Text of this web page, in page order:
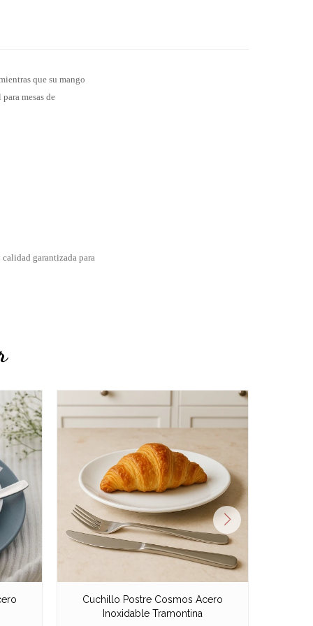
que su mango
mesas de
garantizada para
Cuchillo Postre Cosmos Acero
Inoxidable Tramontina